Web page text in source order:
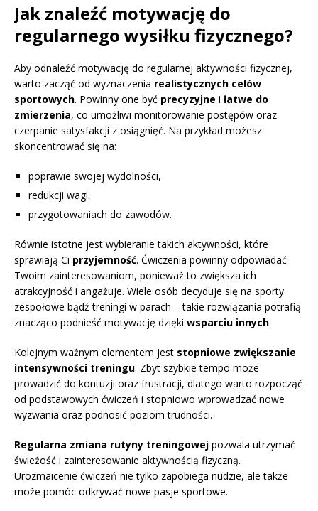
Jak znaleźć motywację do
regularnego wysiłku fizycznego?
Aby odnaleźć motywację do regularnej aktywności fizycznej,
warto zacząć od wyznaczenia realistycznych celów
sportowych. Powinny one być precyzyjne i łatwe do
zmierzenia, co umożliwi monitorowanie postępów oraz
czerpanie satysfakcji z osiągnięć. Na przykład możesz
skoncentrować się na:
poprawie swojej wydolności,
redukcji wagi,
przygotowaniach do zawodów.
Równie istotne jest wybieranie takich aktywności, które
sprawiają Ci przyjemność. Ćwiczenia powinny odpowiadać
Twoim zainteresowaniom, ponieważ to zwiększa ich
atrakcyjność i angażuje. Wiele osób decyduje się na sporty
zespołowe bądź treningi w parach – takie rozwiązania potrafią
znacząco podnieść motywację dzięki wsparciu innych.
Kolejnym ważnym elementem jest stopniowe zwiększanie
intensywności treningu. Zbyt szybkie tempo może
prowadzić do kontuzji oraz frustracji, dlatego warto rozpocząć
od podstawowych ćwiczeń i stopniowo wprowadzać nowe
wyzwania oraz podnosić poziom trudności.
Regularna zmiana rutyny treningowej pozwala utrzymać
świeżość i zainteresowanie aktywnością fizyczną.
Urozmaicenie ćwiczeń nie tylko zapobiega nudzie, ale także
może pomóc odkrywać nowe pasje sportowe.